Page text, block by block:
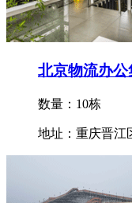
北京物流办
数量：10栋
地址：重庆晋江